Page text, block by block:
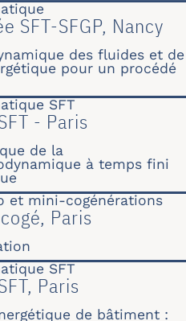
SFGP, Nancy
des fluides et de
pour un procédé
SFT
- Paris
de la
à temps fini
et mini-cogénérations
Paris
SFT
Paris
de bâtiment :